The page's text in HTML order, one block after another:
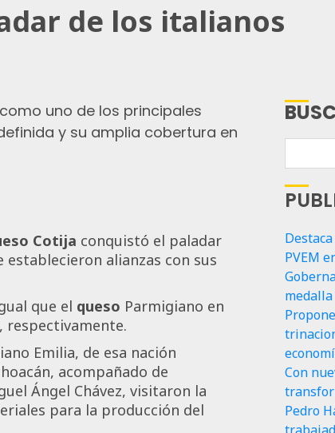
de los italianos
uno de los principales
y su amplia cobertura en
Cotija conquistó el paladar
alianzas con sus
que el queso Parmigiano en
respectivamente.
Emilia, de esa nación
acompañado de
Ángel Chávez, visitaron la
para la producción del
PVEM
Con
Pedro